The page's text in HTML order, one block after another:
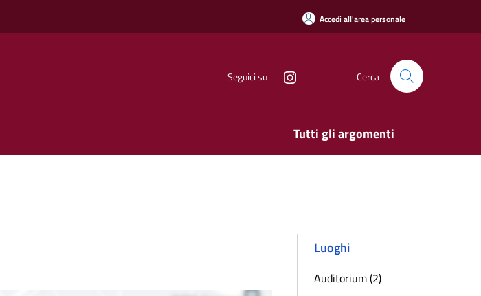
Accedi all'area personale
Seguici su Cerca
Tutti gli argomenti
Luoghi
Auditorium (2)